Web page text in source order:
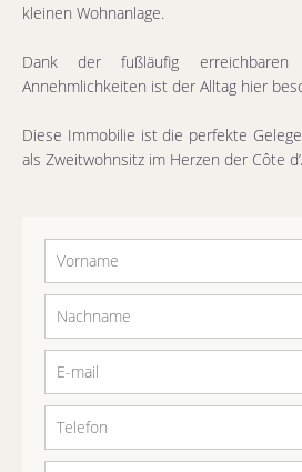
kleinen Wohnanlage.
Dank der fußläufig
Annehmlichkeiten ist der Alltag hier
Diese Immobilie ist die perfekte
als Zweitwohnsitz im Herzen der Côte